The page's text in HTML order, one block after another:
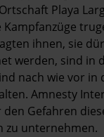
Playa
ihnen, sie
werden, sind
nach wie vor in
Amnesty
Gefahren
zu unternehmen.